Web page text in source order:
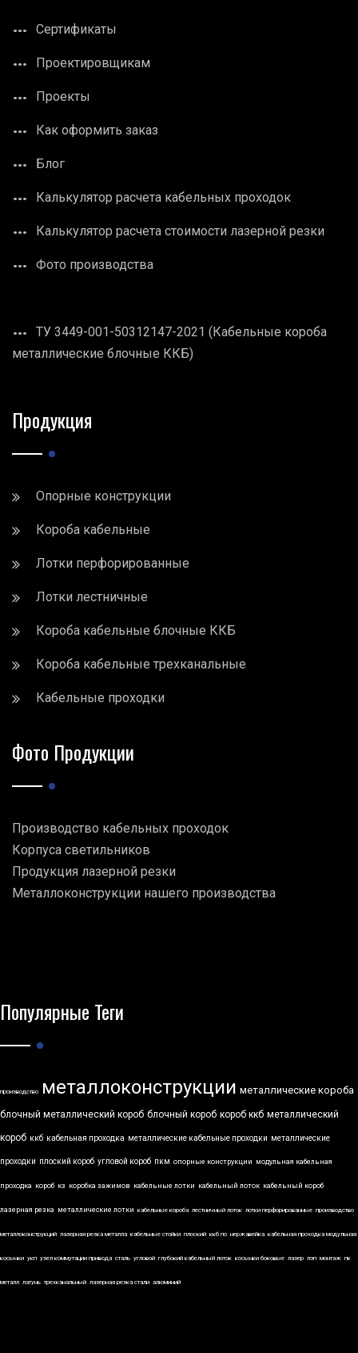
Сертификаты
Проектировщикам
Проекты
Как оформить заказ
Блог
Калькулятор расчета кабельных проходок
Калькулятор расчета стоимости лазерной резки
Фото производства
ТУ 3449-001-50312147-2021 (Кабельные короба
металлические блочные ККБ)
Продукция
Опорные конструкции
Короба кабельные
Лотки перфорированные
Лотки лестничные
Короба кабельные блочные ККБ
Короба кабельные трехканальные
Кабельные проходки
Фото Продукции
Производство кабельных проходок
Корпуса светильников
Продукция лазерной резки
Металлоконструкции нашего производства
Популярные Теги
производство металлоконструкции металлические короба
блочный металлический короб блочный короб короб ккб металлический
короб ккб кабельная проходка металлические кабельные проходки металлические
проходки плоский короб угловой короб пкм опорные конструкции модульная кабельная
проходка короб кз коробка зажимов кабельные лотки кабельный лоток кабельный короб
лазерная резка металлические лотки кабельные короба лестничный лоток лотки перфорированные производство
металлоконструкций лазерная резка металла кабельные стойки плоский ккб по нержавейка кабельная проходка модульная
косынки укп узел коммутации привода сталь угловой глубокий кабельный лоток косынки боковые лазер лэп монтаж пк
металл латунь трехканальный лазерная резка стали алюминий